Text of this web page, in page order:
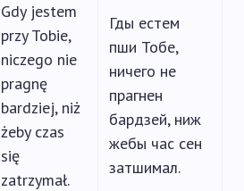
Gdy jestem
przy Tobie,
niczego nie
pragnę
bardziej, niż
żeby czas
się
zatrzymał.
Гды естем
пши Тобе,
ничего не
прагнен
бардзей, ниж
жебы час сен
затшимал.